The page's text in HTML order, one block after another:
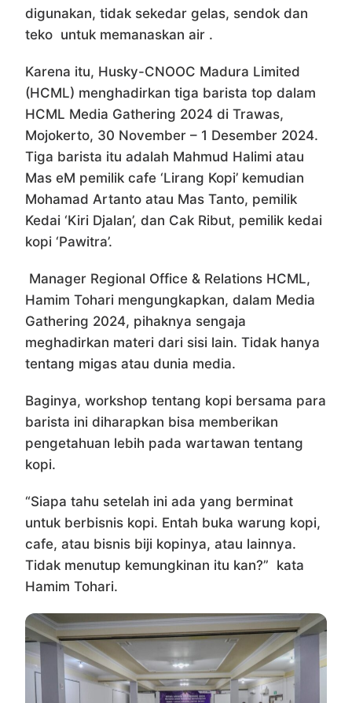
digunakan, tidak sekedar gelas, sendok dan
teko untuk memanaskan air .
Karena itu, Husky-CNOOC Madura Limited
(HCML) menghadirkan tiga barista top dalam
HCML Media Gathering 2024 di Trawas,
Mojokerto, 30 November – 1 Desember 2024.
Tiga barista itu adalah Mahmud Halimi atau
Mas eM pemilik cafe ‘Lirang Kopi’ kemudian
Mohamad Artanto atau Mas Tanto, pemilik
Kedai ‘Kiri Djalan’, dan Cak Ribut, pemilik kedai
kopi ‘Pawitra’.
Manager Regional Office & Relations HCML,
Hamim Tohari mengungkapkan, dalam Media
Gathering 2024, pihaknya sengaja
meghadirkan materi dari sisi lain. Tidak hanya
tentang migas atau dunia media.
Baginya, workshop tentang kopi bersama para
barista ini diharapkan bisa memberikan
pengetahuan lebih pada wartawan tentang
kopi.
“Siapa tahu setelah ini ada yang berminat
untuk berbisnis kopi. Entah buka warung kopi,
cafe, atau bisnis biji kopinya, atau lainnya.
Tidak menutup kemungkinan itu kan?” kata
Hamim Tohari.